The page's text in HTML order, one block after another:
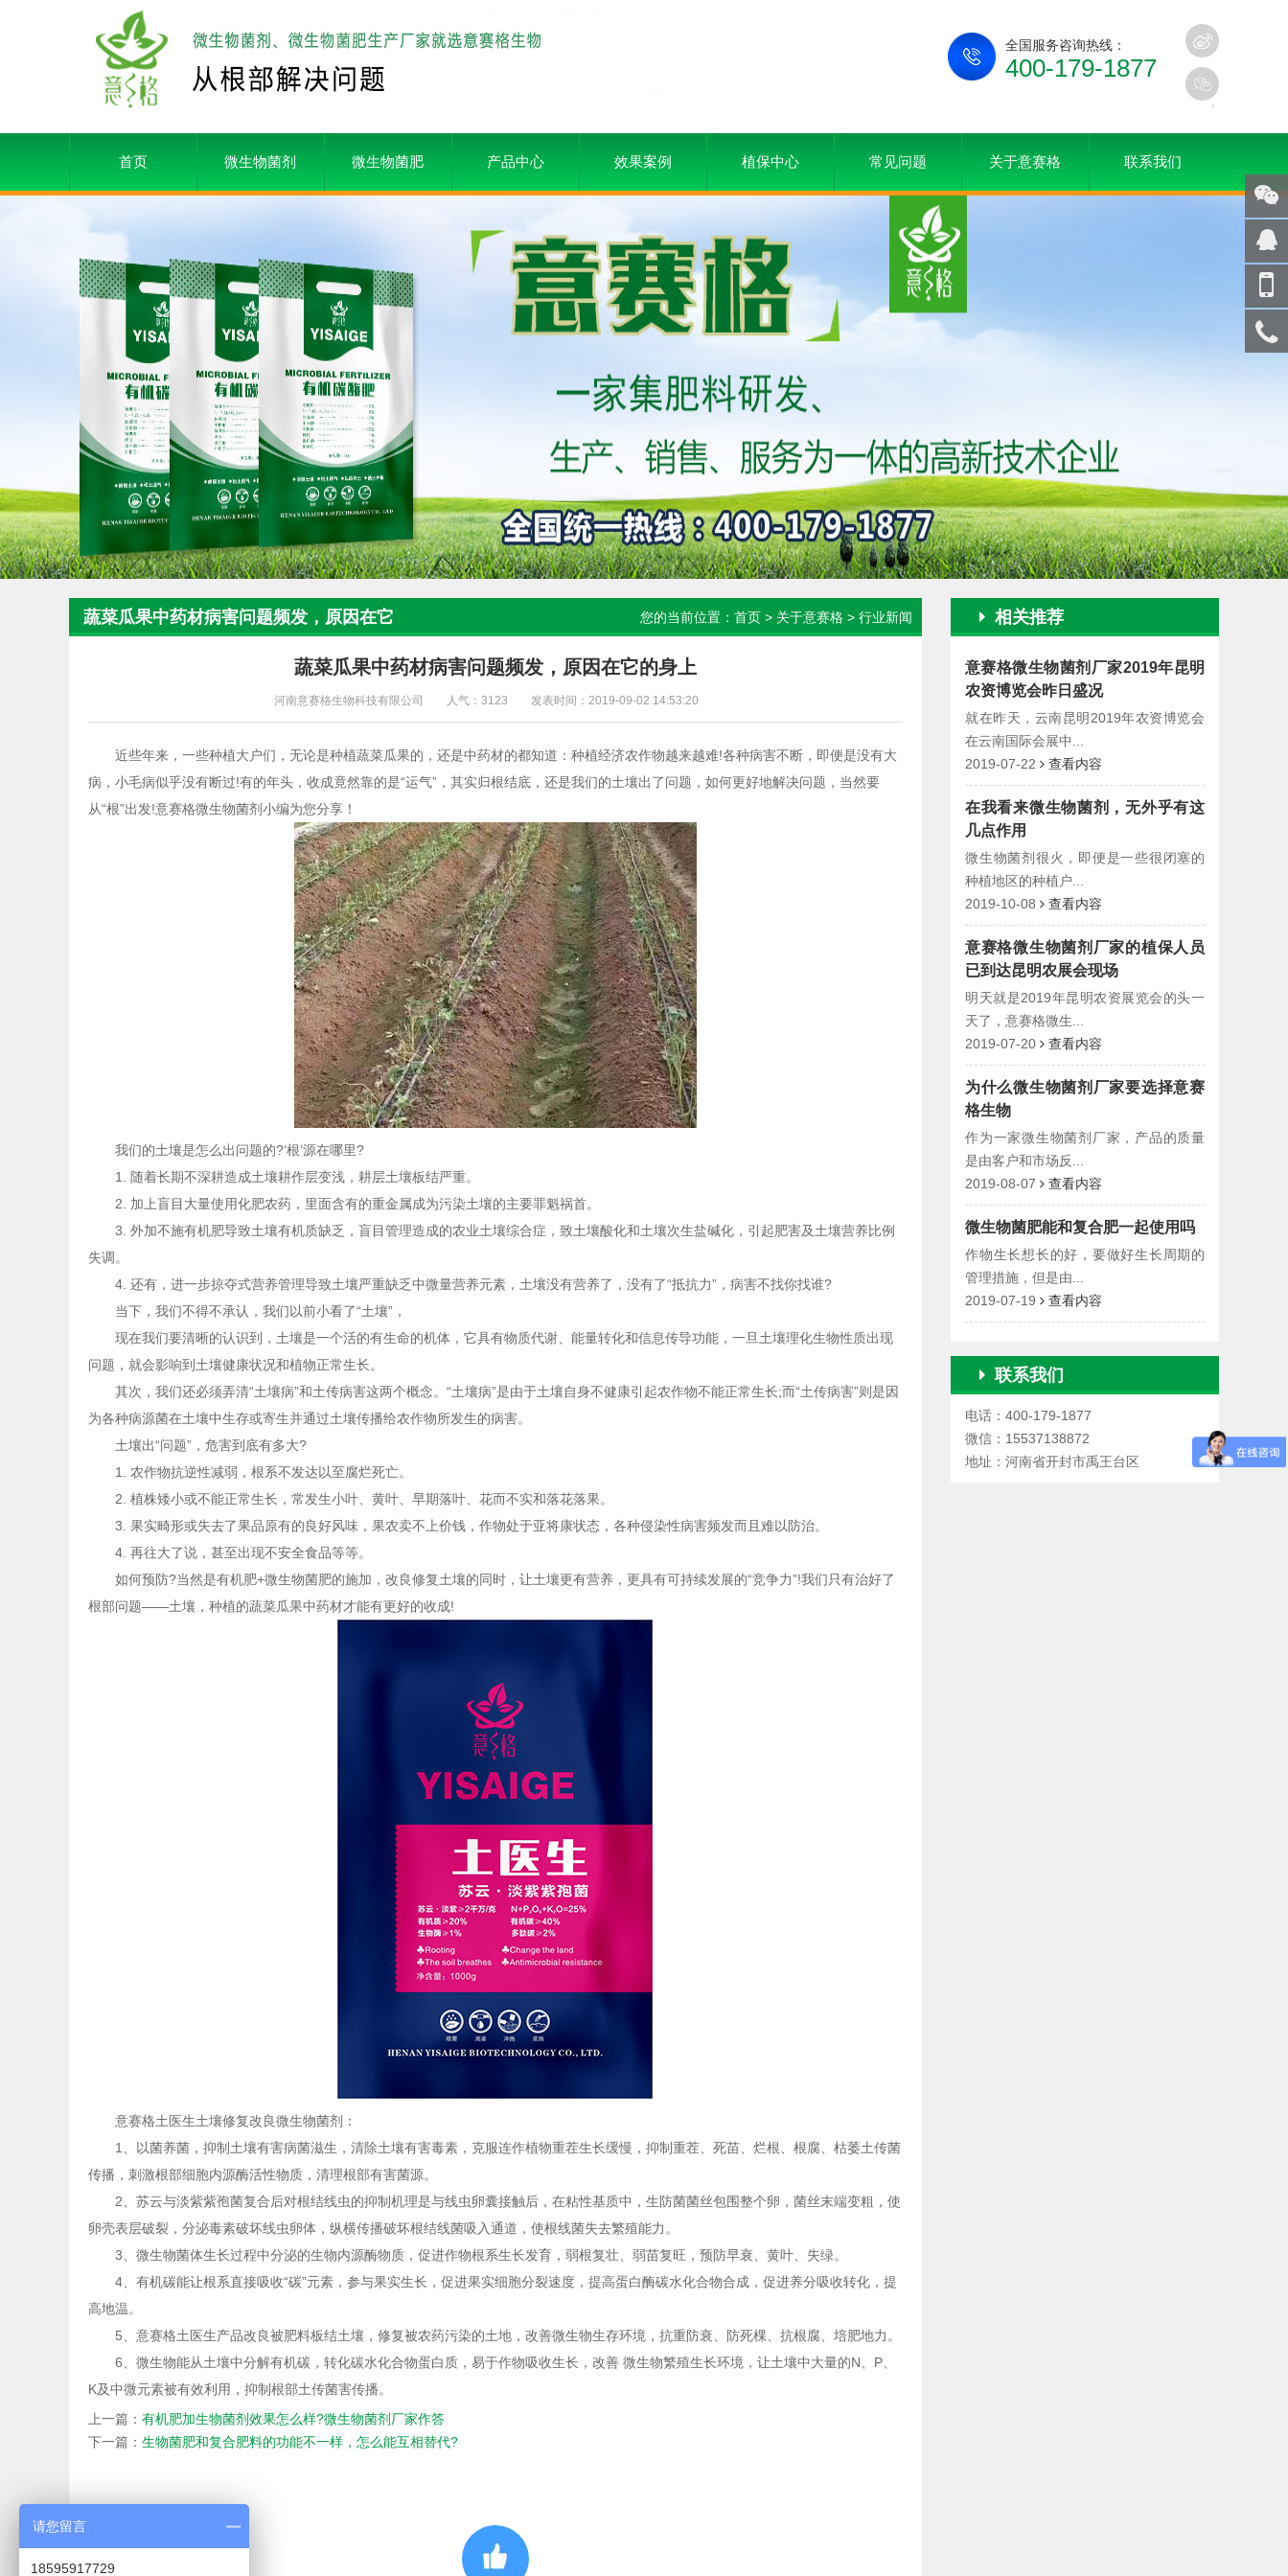
全国服务咨询热线：
400-179-1877
首页 微生物菌剂 微生物菌肥 产品中心 效果案例 植保中心 常见问题 关于意赛格 联系我们
蔬菜瓜果中药材病害问题频发，原因在它
您的当前位置： 首页 > 关于意赛格 > 行业新闻
蔬菜瓜果中药材病害问题频发，原因在它的身上
河南意赛格生物科技有限公司 人气：3123 发表时间：2019-09-02 14:53:20
近些年来，一些种植大户们，无论是种植蔬菜瓜果的，还是中药材的都知道：种植经济农作物越来越难!各种病害不断，即便是没有大
病，小毛病似乎没有断过!有的年头，收成竟然靠的是“运气”，其实归根结底，还是我们的土壤出了问题，如何更好地解决问题，当然要
从“根”出发!意赛格微生物菌剂小编为您分享！
我们的土壤是怎么出问题的?‘根’源在哪里?
1. 随着长期不深耕造成土壤耕作层变浅，耕层土壤板结严重。
2. 加上盲目大量使用化肥农药，里面含有的重金属成为污染土壤的主要罪魁祸首。
3. 外加不施有机肥导致土壤有机质缺乏，盲目管理造成的农业土壤综合症，致土壤酸化和土壤次生盐碱化，引起肥害及土壤营养比例
失调。
4. 还有，进一步掠夺式营养管理导致土壤严重缺乏中微量营养元素，土壤没有营养了，没有了“抵抗力”，病害不找你找谁?
当下，我们不得不承认，我们以前小看了“土壤”，
现在我们要清晰的认识到，土壤是一个活的有生命的机体，它具有物质代谢、能量转化和信息传导功能，一旦土壤理化生物性质出现
问题，就会影响到土壤健康状况和植物正常生长。
其次，我们还必须弄清“土壤病”和土传病害这两个概念。“土壤病”是由于土壤自身不健康引起农作物不能正常生长;而“土传病害”则是因
为各种病源菌在土壤中生存或寄生并通过土壤传播给农作物所发生的病害。
土壤出“问题”，危害到底有多大?
1. 农作物抗逆性减弱，根系不发达以至腐烂死亡。
2. 植株矮小或不能正常生长，常发生小叶、黄叶、早期落叶、花而不实和落花落果。
3. 果实畸形或失去了果品原有的良好风味，果农卖不上价钱，作物处于亚将康状态，各种侵染性病害频发而且难以防治。
4. 再往大了说，甚至出现不安全食品等等。
如何预防?当然是有机肥+微生物菌肥的施加，改良修复土壤的同时，让土壤更有营养，更具有可持续发展的“竞争力”!我们只有治好了
根部问题——土壤，种植的蔬菜瓜果中药材才能有更好的收成!
意赛格土医生土壤修复改良微生物菌剂 ：
1、以菌养菌，抑制土壤有害病菌滋生，清除土壤有害毒素，克服连作植物重茬生长缓慢，抑制重茬、死苗、烂根、根腐、枯萎土传菌
传播，刺激根部细胞内源酶活性物质，清理根部有害菌源。
2、苏云与淡紫紫孢菌复合后对根结线虫的抑制机理是与线虫卵囊接触后，在粘性基质中，生防菌菌丝包围整个卵，菌丝末端变粗，使
卵壳表层破裂，分泌毒素破坏线虫卵体，纵横传播破坏根结线菌吸入通道，使根线菌失去繁殖能力。
3、微生物菌体生长过程中分泌的生物内源酶物质，促进作物根系生长发育，弱根复壮、弱苗复旺，预防早衰、黄叶、失绿。
4、有机碳能让根系直接吸收“碳”元素，参与果实生长，促进果实细胞分裂速度，提高蛋白酶碳水化合物合成，促进养分吸收转化，提
高地温。
5、意赛格土医生产品改良被肥料板结土壤，修复被农药污染的土地，改善微生物生存环境，抗重防衰、防死棵、抗根腐、培肥地力。
6、微生物能从土壤中分解有机碳，转化碳水化合物蛋白质，易于作物吸收生长，改善 微生物繁殖生长环境，让土壤中大量的N、P、
K及中微元素被有效利用，抑制根部土传菌害传播。
上一篇： 有机肥加生物菌剂效果怎么样?微生物菌剂厂家作答
下一篇： 生物菌肥和复合肥料的功能不一样，怎么能互相替代?
相关推荐
意赛格微生物菌剂厂家2019年昆明
农资博览会昨日盛况
就在昨天，云南昆明2019年农资博览会
在云南国际会展中...
2019-07-22
查看内容
在我看来微生物菌剂，无外乎有这
几点作用
微生物菌剂很火，即便是一些很闭塞的
种植地区的种植户...
2019-10-08
查看内容
意赛格微生物菌剂厂家的植保人员
已到达昆明农展会现场
明天就是2019年昆明农资展览会的头一
天了，意赛格微生...
2019-07-20
查看内容
为什么微生物菌剂厂家要选择意赛
格生物
作为一家微生物菌剂厂家，产品的质量
是由客户和市场反...
2019-08-07
查看内容
微生物菌肥能和复合肥一起使用吗
作物生长想长的好，要做好生长周期的
管理措施，但是由...
2019-07-19
查看内容
联系我们
电话：400-179-1877
微信：15537138872
地址：河南省开封市禹王台区
关注
微信
在线
客服
手机
访问
请您留言
18595917729